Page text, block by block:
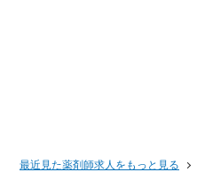
最近見た薬剤師求人をもっと見る